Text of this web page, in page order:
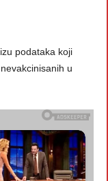
podataka koji
u